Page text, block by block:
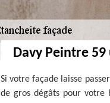
Davy Peintre
Si votre façade laisse
de gros dégâts pour votre